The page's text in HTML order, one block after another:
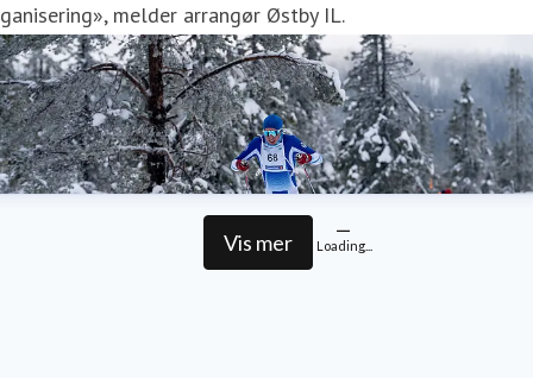
melder arrangør Østby IL.
Vis mer Loading...